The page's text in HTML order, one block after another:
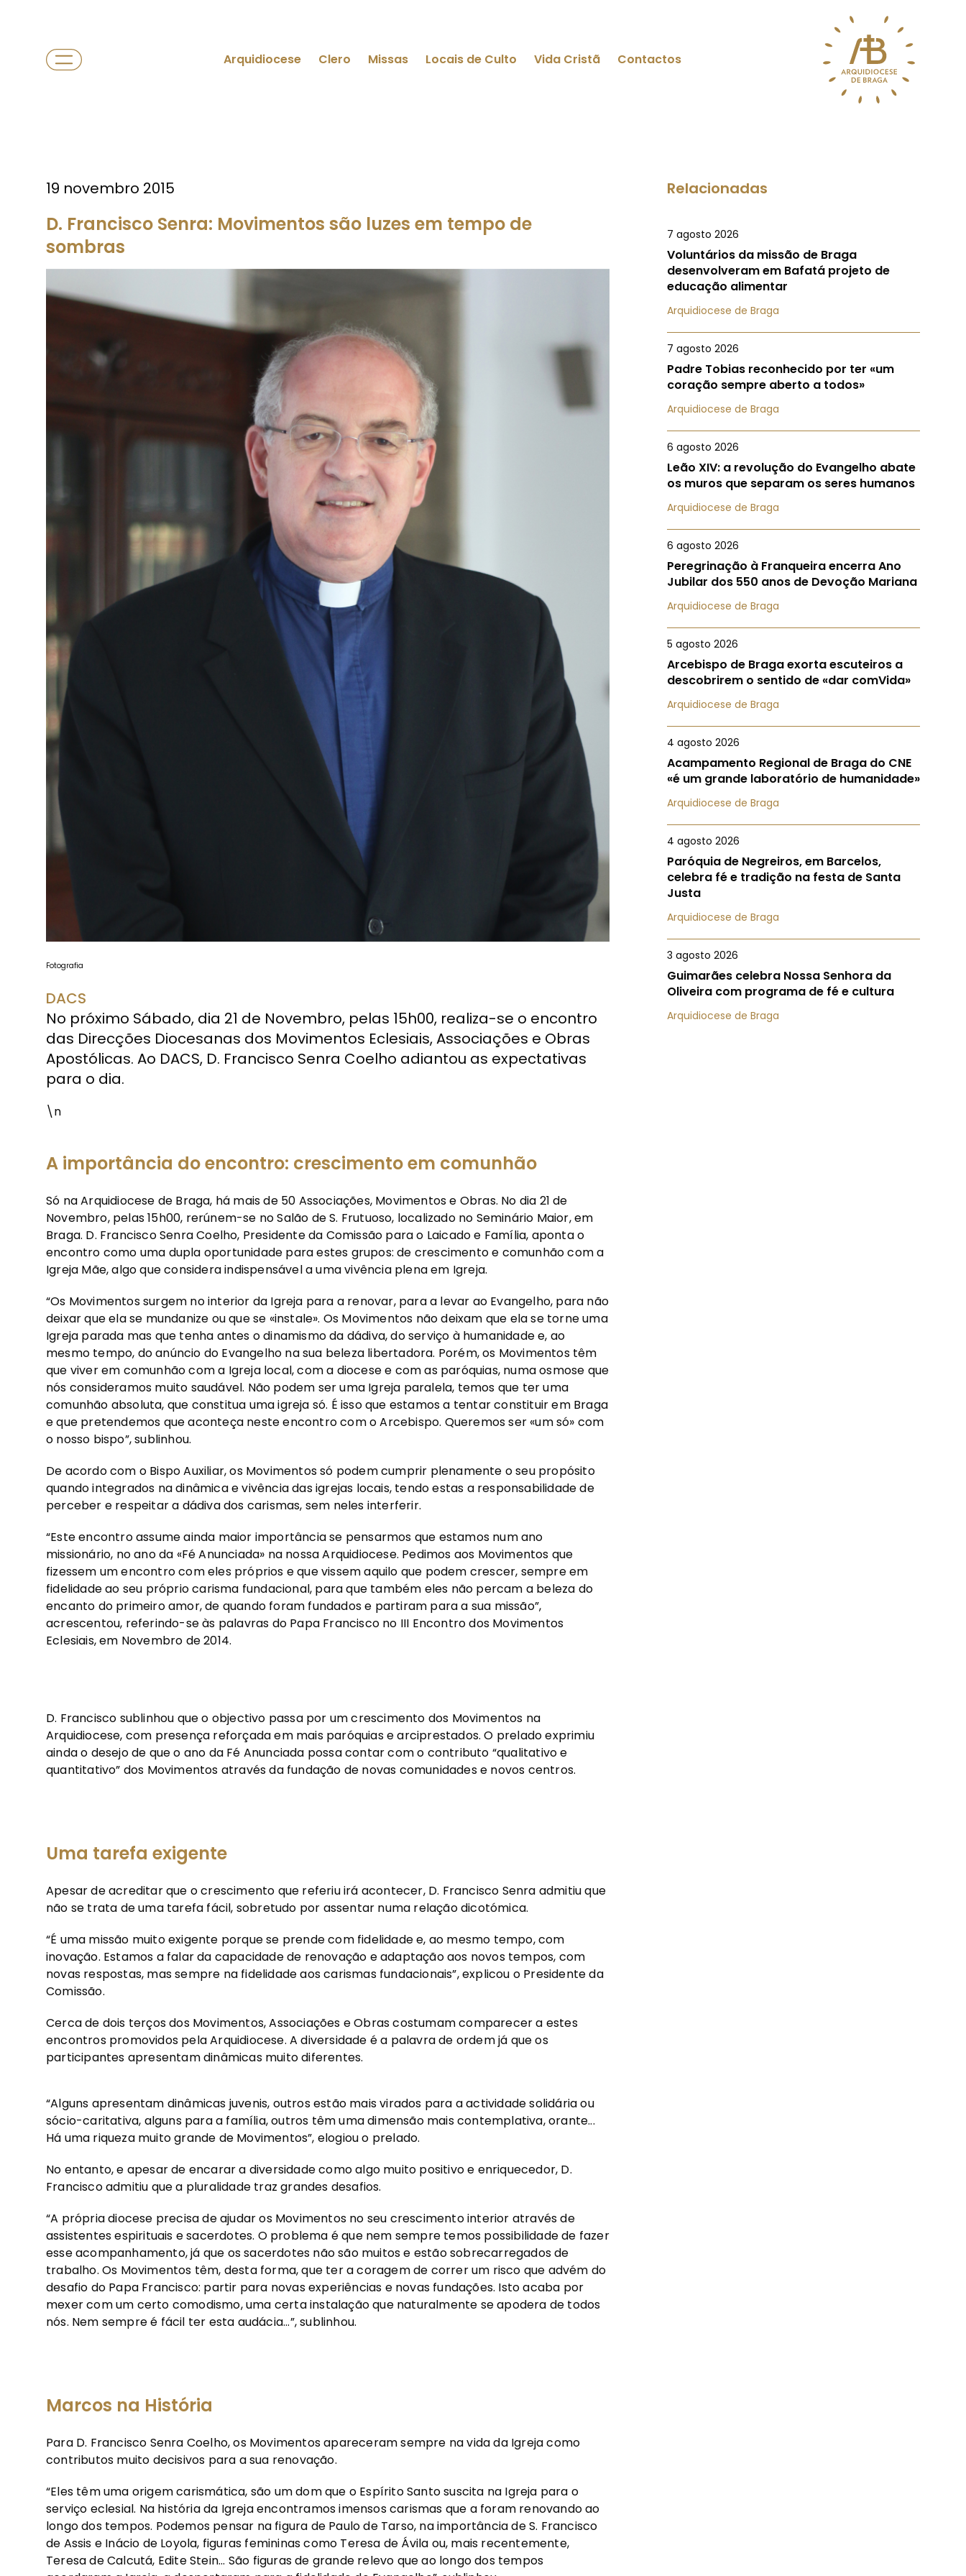
Arquidiocese Clero Missas Locais de Culto Vida Cristã Contactos
19 novembro 2015
D. Francisco Senra: Movimentos são luzes em tempo de
sombras
Fotografia
DACS
No próximo Sábado, dia 21 de Novembro, pelas 15h00, realiza-se o encontro
das Direcções Diocesanas dos Movimentos Eclesiais, Associações e Obras
Apostólicas. Ao DACS, D. Francisco Senra Coelho adiantou as expectativas
para o dia.
\n
A importância do encontro: crescimento em comunhão
Só na Arquidiocese de Braga, há mais de 50 Associações, Movimentos e Obras. No dia 21 de
Novembro, pelas 15h00, rerúnem-se no Salão de S. Frutuoso, localizado no Seminário Maior, em
Braga. D. Francisco Senra Coelho, Presidente da Comissão para o Laicado e Família, aponta o
encontro como uma dupla oportunidade para estes grupos: de crescimento e comunhão com a
Igreja Mãe, algo que considera indispensável a uma vivência plena em Igreja.
“Os Movimentos surgem no interior da Igreja para a renovar, para a levar ao Evangelho, para não
deixar que ela se mundanize ou que se «instale». Os Movimentos não deixam que ela se torne uma
Igreja parada mas que tenha antes o dinamismo da dádiva, do serviço à humanidade e, ao
mesmo tempo, do anúncio do Evangelho na sua beleza libertadora. Porém, os Movimentos têm
que viver em comunhão com a Igreja local, com a diocese e com as paróquias, numa osmose que
nós consideramos muito saudável. Não podem ser uma Igreja paralela, temos que ter uma
comunhão absoluta, que constitua uma igreja só. É isso que estamos a tentar constituir em Braga
e que pretendemos que aconteça neste encontro com o Arcebispo. Queremos ser «um só» com
o nosso bispo”, sublinhou.
De acordo com o Bispo Auxiliar, os Movimentos só podem cumprir plenamente o seu propósito
quando integrados na dinâmica e vivência das igrejas locais, tendo estas a responsabilidade de
perceber e respeitar a dádiva dos carismas, sem neles interferir.
“Este encontro assume ainda maior importância se pensarmos que estamos num ano
missionário, no ano da «Fé Anunciada» na nossa Arquidiocese. Pedimos aos Movimentos que
fizessem um encontro com eles próprios e que vissem aquilo que podem crescer, sempre em
fidelidade ao seu próprio carisma fundacional, para que também eles não percam a beleza do
encanto do primeiro amor, de quando foram fundados e partiram para a sua missão”,
acrescentou, referindo-se às palavras do Papa Francisco no III Encontro dos Movimentos
Eclesiais, em Novembro de 2014.
D. Francisco sublinhou que o objectivo passa por um crescimento dos Movimentos na
Arquidiocese, com presença reforçada em mais paróquias e arciprestados. O prelado exprimiu
ainda o desejo de que o ano da Fé Anunciada possa contar com o contributo “qualitativo e
quantitativo” dos Movimentos através da fundação de novas comunidades e novos centros.
Uma tarefa exigente
Apesar de acreditar que o crescimento que referiu irá acontecer, D. Francisco Senra admitiu que
não se trata de uma tarefa fácil, sobretudo por assentar numa relação dicotómica.
“É uma missão muito exigente porque se prende com fidelidade e, ao mesmo tempo, com
inovação. Estamos a falar da capacidade de renovação e adaptação aos novos tempos, com
novas respostas, mas sempre na fidelidade aos carismas fundacionais”, explicou o Presidente da
Comissão.
Cerca de dois terços dos Movimentos, Associações e Obras costumam comparecer a estes
encontros promovidos pela Arquidiocese. A diversidade é a palavra de ordem já que os
participantes apresentam dinâmicas muito diferentes.
“Alguns apresentam dinâmicas juvenis, outros estão mais virados para a actividade solidária ou
sócio-caritativa, alguns para a família, outros têm uma dimensão mais contemplativa, orante...
Há uma riqueza muito grande de Movimentos”, elogiou o prelado.
No entanto, e apesar de encarar a diversidade como algo muito positivo e enriquecedor, D.
Francisco admitiu que a pluralidade traz grandes desafios.
“A própria diocese precisa de ajudar os Movimentos no seu crescimento interior através de
assistentes espirituais e sacerdotes. O problema é que nem sempre temos possibilidade de fazer
esse acompanhamento, já que os sacerdotes não são muitos e estão sobrecarregados de
trabalho. Os Movimentos têm, desta forma, que ter a coragem de correr um risco que advém do
desafio do Papa Francisco: partir para novas experiências e novas fundações. Isto acaba por
mexer com um certo comodismo, uma certa instalação que naturalmente se apodera de todos
nós. Nem sempre é fácil ter esta audácia...”, sublinhou.
Marcos na História
Para D. Francisco Senra Coelho, os Movimentos apareceram sempre na vida da Igreja como
contributos muito decisivos para a sua renovação.
“Eles têm uma origem carismática, são um dom que o Espírito Santo suscita na Igreja para o
serviço eclesial. Na história da Igreja encontramos imensos carismas que a foram renovando ao
longo dos tempos. Podemos pensar na figura de Paulo de Tarso, na importância de S. Francisco
de Assis e Inácio de Loyola, figuras femininas como Teresa de Ávila ou, mais recentemente,
Teresa de Calcutá, Edite Stein... São figuras de grande relevo que ao longo dos tempos
Relacionadas
7 agosto 2026
Voluntários da missão de Braga
desenvolveram em Bafatá projeto de
educação alimentar
Arquidiocese de Braga
7 agosto 2026
Padre Tobias reconhecido por ter «um
coração sempre aberto a todos»
Arquidiocese de Braga
6 agosto 2026
Leão XIV: a revolução do Evangelho abate
os muros que separam os seres humanos
Arquidiocese de Braga
6 agosto 2026
Peregrinação à Franqueira encerra Ano
Jubilar dos 550 anos de Devoção Mariana
Arquidiocese de Braga
5 agosto 2026
Arcebispo de Braga exorta escuteiros a
descobrirem o sentido de «dar comVida»
Arquidiocese de Braga
4 agosto 2026
Acampamento Regional de Braga do CNE
«é um grande laboratório de humanidade»
Arquidiocese de Braga
4 agosto 2026
Paróquia de Negreiros, em Barcelos,
celebra fé e tradição na festa de Santa
Justa
Arquidiocese de Braga
3 agosto 2026
Guimarães celebra Nossa Senhora da
Oliveira com programa de fé e cultura
Arquidiocese de Braga